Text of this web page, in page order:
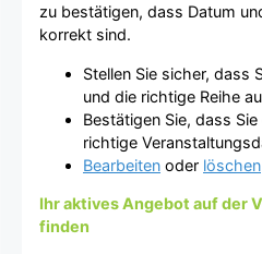
zu bestätigen, dass Datum
korrekt sind.
Stellen Sie sicher, dass
und die richtige Reihe
Bestätigen Sie, dass
richtige
Bearbeiten oder löschen
Ihr aktives Angebot auf der
finden